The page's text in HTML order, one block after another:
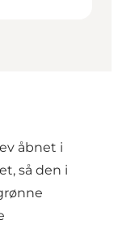
åbnet i
så den i